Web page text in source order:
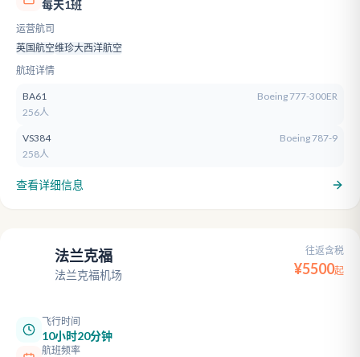
每天1班
运营航司
英国航空维珍大西洋航空
航班详情
BA61
Boeing 777-300ER
256人
VS384
Boeing 787-9
258人
查看详细信息
法兰克福
法兰克福机场
往返含税
¥5500起
飞行时间
10小时20分钟
航班频率